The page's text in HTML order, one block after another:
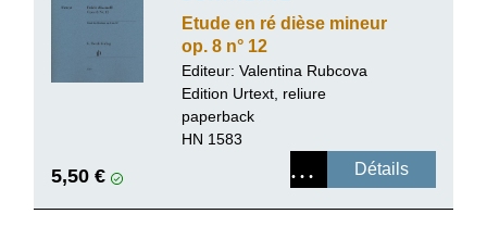
Etude en ré dièse mineur
op. 8 n° 12
Editeur: Valentina Rubcova
Edition Urtext, reliure
paperback
HN 1583
5,50 € Détails